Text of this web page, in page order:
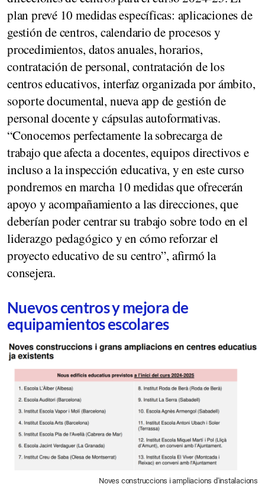
plan prevé 10 medidas específicas: aplicaciones de
gestión de centros, calendario de procesos y
procedimientos, datos anuales, horarios,
contratación de personal, contratación de los
centros educativos, interfaz organizada por ámbito,
soporte documental, nueva app de gestión de
personal docente y cápsulas autoformativas.
“Conocemos perfectamente la sobrecarga de
trabajo que afecta a docentes, equipos directivos e
incluso a la inspección educativa, y en este curso
pondremos en marcha 10 medidas que ofrecerán
apoyo y acompañamiento a las direcciones, que
deberían poder centrar su trabajo sobre todo en el
liderazgo pedagógico y en cómo reforzar el
proyecto educativo de su centro”, afirmó la
consejera.
Nuevos centros y mejora de
equipamientos escolares
Noves construccions i ampliacions d'instalacions